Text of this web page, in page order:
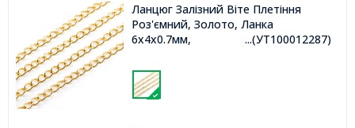
Ланцюг Залізний Віте Плетіння
Роз'ємний, Золото, Ланка
6х4х0.7мм,
...(УТ100012287)